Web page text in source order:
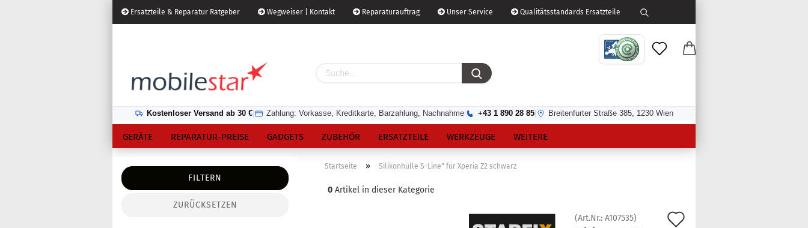
Ersatzteile & Reparatur Ratgeber Wegweiser | Kontakt Reparaturauftrag Unser Service Qualitätsstandards Ersatzteile
Kostenloser Versand ab 30 € Zahlung: Vorkasse, Kreditkarte, Barzahlung, Nachnahme +43 1 890 28 85 Breitenfurter Straße 385, 1230 Wien
GERÄTE REPARATUR-PREISE GADGETS ZUBEHÖR ERSATZTEILE WERKZEUGE WEITERE
Startseite » Silikonhülle S-Line" für Xperia Z2 schwarz
0 Artikel in dieser Kategorie
(Art.Nr.:A107535)
FILTERN
ZURÜCKSETZEN